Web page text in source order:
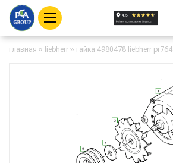
главная » liebherr » гайка 4980478 liebherr pr764